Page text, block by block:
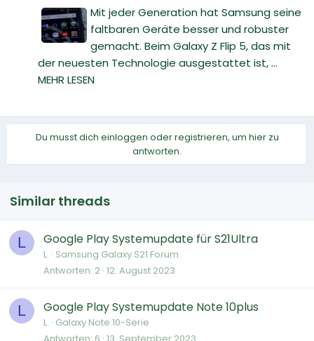
Mit jeder Generation hat Samsung seine
faltbaren Geräte besser und robuster
gemacht. Beim Galaxy Z Flip 5, das mit
der neuesten Technologie ausgestattet ist, ...
MEHR LESEN
Du musst dich einloggen oder registrieren, um hier zu
antworten.
Similar threads
L Google Play Systemupdate für S21Ultra
L. Samsung Galaxy S21 Forum
Antworten 2 12. August 2023
L Google Play Systemupdate Note 10plus
L. Galaxy Note 10-Serie
Antworten 6 13. September 2023